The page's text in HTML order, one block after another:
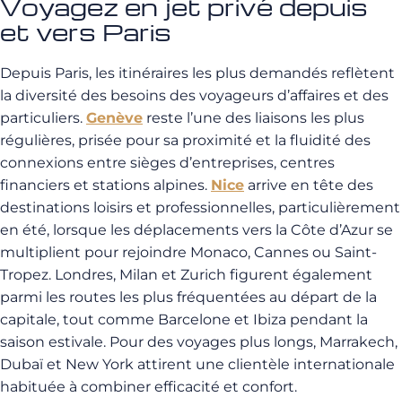
Voyagez en jet privé depuis
et vers Paris
Depuis Paris, les itinéraires les plus demandés reflètent
la diversité des besoins des voyageurs d’affaires et des
particuliers. Genève reste l’une des liaisons les plus
régulières, prisée pour sa proximité et la fluidité des
connexions entre sièges d’entreprises, centres
financiers et stations alpines. Nice arrive en tête des
destinations loisirs et professionnelles, particulièrement
en été, lorsque les déplacements vers la Côte d’Azur se
multiplient pour rejoindre Monaco, Cannes ou Saint-
Tropez. Londres, Milan et Zurich figurent également
parmi les routes les plus fréquentées au départ de la
capitale, tout comme Barcelone et Ibiza pendant la
saison estivale. Pour des voyages plus longs, Marrakech,
Dubaï et New York attirent une clientèle internationale
habituée à combiner efficacité et confort.